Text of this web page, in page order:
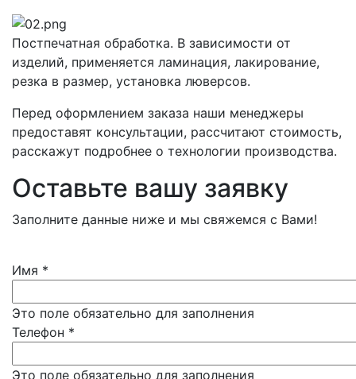
Постпечатная обработка. В зависимости от
изделий, применяется ламинация, лакирование,
резка в размер, установка люверсов.
Перед оформлением заказа наши менеджеры
предоставят консультации, рассчитают стоимость,
расскажут подробнее о технологии производства.
Оставьте вашу заявку
Заполните данные ниже и мы свяжемся с Вами!
Имя *
Это поле обязательно для заполнения
Телефон *
Это поле обязательно для заполнения